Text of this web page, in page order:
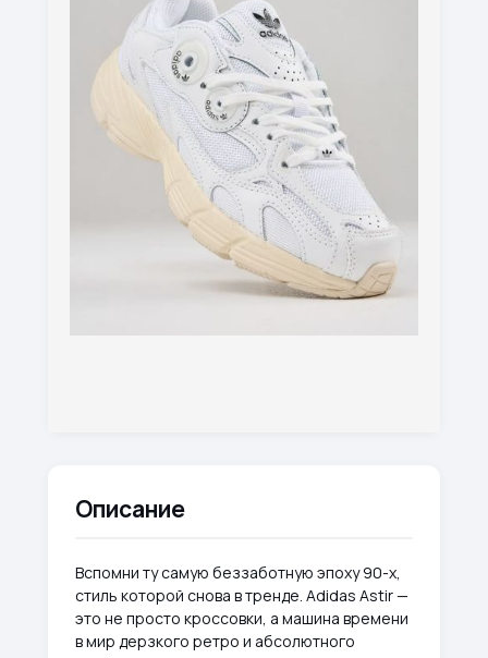
Описание
Вспомни ту самую беззаботную эпоху 90-х,
стиль которой снова в тренде. Adidas Astir —
это не просто кроссовки, а машина времени
в мир дерзкого ретро и абсолютного